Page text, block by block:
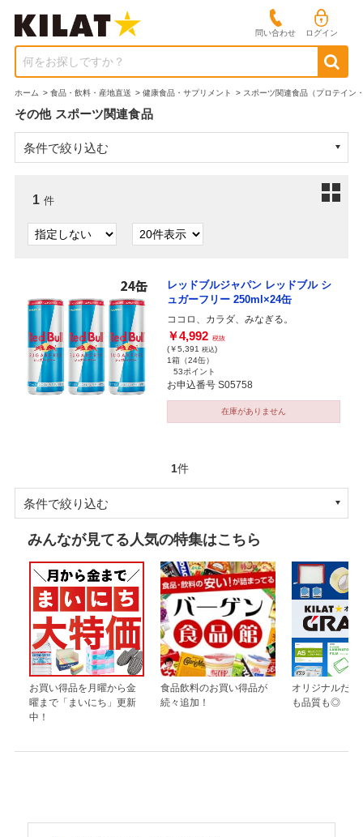
問い合わせ ログイン
何をお探しですか？
ホーム > 食品・飲料・産地直送 > 健康食品・サプリメント > スポーツ関連食品（プロテイン
その他 スポーツ関連食品
条件で絞り込む
1 件
レッドブルジャパン レッドブル シ
ュガーフリー 250ml×24缶
ココロ、カラダ、みなぎる。
￥4,992 税抜
(￥5,391 税込)
1箱（24缶）
53ポイント
お申込番号 S05758
在庫がありません
1件
条件で絞り込む
みんなが見てる人気の特集はこちら
お買い得品を月曜から金
曜まで「まいにち」更新
中！
食品飲料のお買い得品が
続々追加！
オリジナルだか
も品質も◎